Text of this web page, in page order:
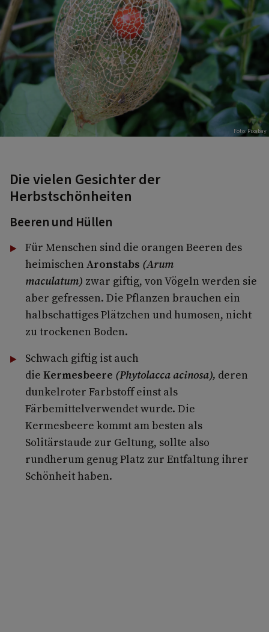
Foto: Pixabay
Die vielen Gesichter der
Herbstschönheiten
Beeren und Hüllen
Für Menschen sind die orangen Beeren des
heimischen Aronstabs (Arum
maculatum) zwar giftig, von Vögeln werden sie
aber gefressen. Die Pflanzen brauchen ein
halbschattiges Plätzchen und humosen, nicht
zu trockenen Boden.
Schwach giftig ist auch
die Kermesbeere (Phytolacca acinosa), deren
dunkelroter Farbstoff einst als
Färbemittelverwendet wurde. Die
Kermesbeere kommt am besten als
Solitärstaude zur Geltung, sollte also
rundherum genug Platz zur Entfaltung ihrer
Schönheit haben.